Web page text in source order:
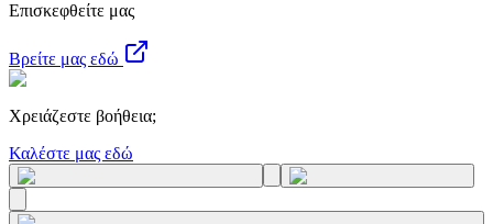
Επισκεφθείτε μας
Βρείτε μας εδώ
Χρειάζεστε βοήθεια;
Καλέστε μας εδώ